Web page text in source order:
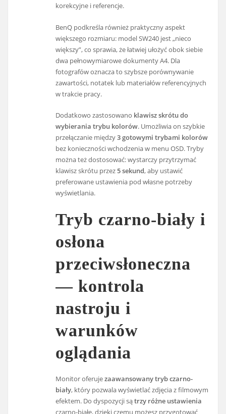
korekcyjne i referencje.
BenQ podkreśla również praktyczny aspekt
większego rozmiaru: model SW240 jest „nieco
większy”, co sprawia, że łatwiej ułożyć obok siebie
dwa pełnowymiarowe dokumenty A4. Dla
fotografów oznacza to szybsze porównywanie
zawartości, notatek lub materiałów referencyjnych
w trakcie pracy.
Dodatkowo zastosowano klawisz skrótu do
wybierania trybu kolorów. Umożliwia on szybkie
przełączanie między3 gotowymi trybami kolorów
bez konieczności wchodzenia w menu OSD. Tryby
można też dostosować: wystarczy przytrzymać
klawisz skrótu przez5 sekund, aby ustawić
preferowane ustawienia pod własne potrzeby
wyświetlania.
Tryb czarno-biały i
osłona
przeciwsłoneczna
— kontrola
nastroju i
warunków
oglądania
Monitor oferujezaawansowany tryb czarno-
biały, który pozwala wyświetlać zdjęcia z filmowym
efektem. Do dyspozycji sątrzy różne ustawienia
czarno-białe, dzięki czemu możesz przygotować